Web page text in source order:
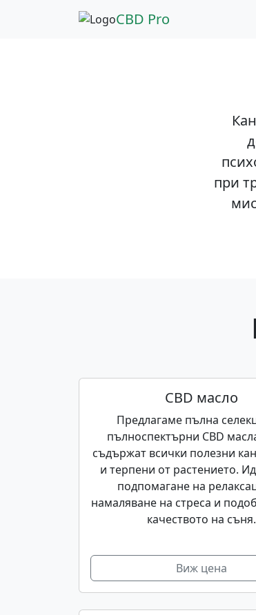
CBD Pro
при
CBD масло
Предлагаме пълна
пълноспектърни CBD
съдържат всички полезни
и терпени от растението.
подпомагане на
намаляване на стреса и
качеството на съня.
Виж цена